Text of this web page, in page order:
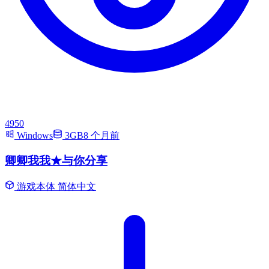
4950
Windows
3GB8 个月前
卿卿我我★与你分享
游戏本体 简体中文